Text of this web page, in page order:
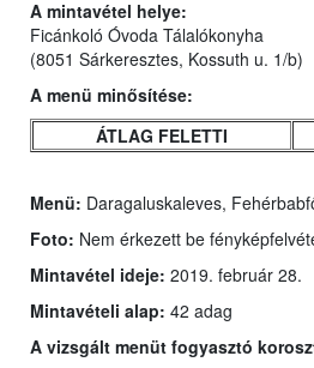
A mintavétel helye:
Ficánkoló Óvoda Tálalókonyha
(8051 Sárkeresztes, Kossuth u. 1/b)
A menü minősítése:
ÁTLAG FELETTI
Menü: Daragaluskaleves,
Foto: Nem érkezett be
Mintavétel ideje: 2019. február 28.
Mintavételi alap: 42 adag
A vizsgált menüt fogyasztó